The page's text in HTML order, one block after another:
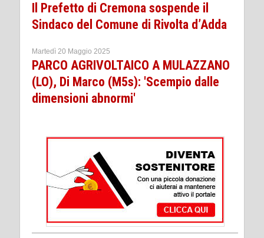
Il Prefetto di Cremona sospende il
Sindaco del Comune di Rivolta d’Adda
Martedì 20 Maggio 2025
PARCO AGRIVOLTAICO A MULAZZANO
(LO), Di Marco (M5s): 'Scempio dalle
dimensioni abnormi'